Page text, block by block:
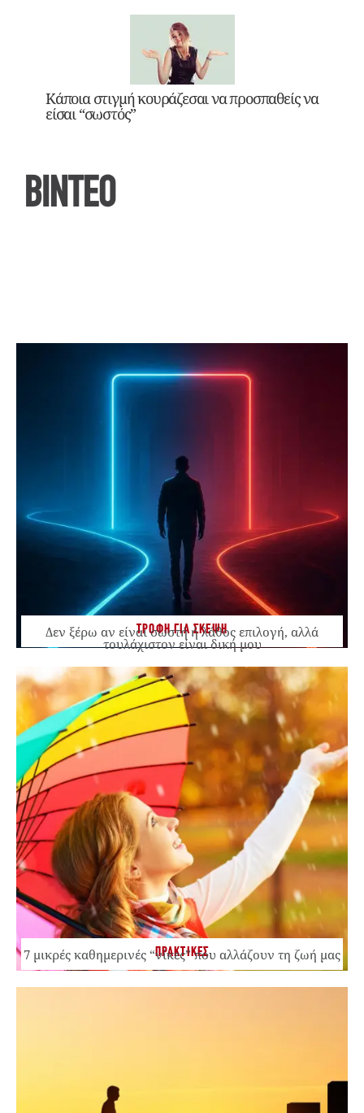
Κάποια στιγμή κουράζεσαι να προσπαθείς να
είσαι “σωστός”
ΒΙΝΤΕΟ
ΤΡΟΦΗ ΓΙΑ ΣΚΕΨΗ
Δεν ξέρω αν είναι σωστή ή λάθος επιλογή, αλλά
τουλάχιστον είναι δική μου
ΠΡΑΚΤΙΚΕΣ
7 μικρές καθημερινές “νίκες” που αλλάζουν τη ζωή μας